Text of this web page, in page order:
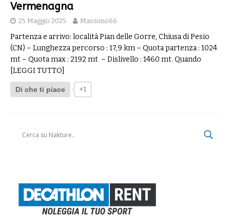
Vermenagna
25 Maggio 2025 Massimo66
Partenza e arrivo: località Pian delle Gorre, Chiusa di Pesio
(CN) – Lunghezza percorso : 17,9 km – Quota partenza : 1024
mt – Quota max : 2192 mt – Dislivello : 1460 mt. Quando
[LEGGI TUTTO]
Di che ti piace +1